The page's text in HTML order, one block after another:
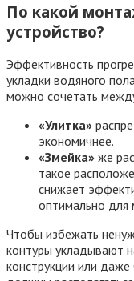
По какой
устройство?
Эффективность
укладки водяного
можно сочетать
«Улитка»
экономичнее.
«Змейка» же
такое
снижает
оптимально
Чтобы избежать
контуры укладывают
конструкции или